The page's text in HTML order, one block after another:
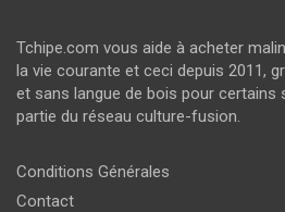
Tchipe.com vous aide à acheter
la vie courante et ceci depuis 2011,
et sans langue de bois pour certains
partie du réseau culture-fusion.
Conditions Générales
Contact